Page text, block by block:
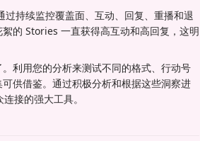
持续监控覆盖面、互动、回复、重播和退
的 Stories 一直获得高互动和高回复，这明
利用您的分析来测试不同的格式、行动号
供借鉴。通过积极分析和根据这些洞察进
接的强大工具。